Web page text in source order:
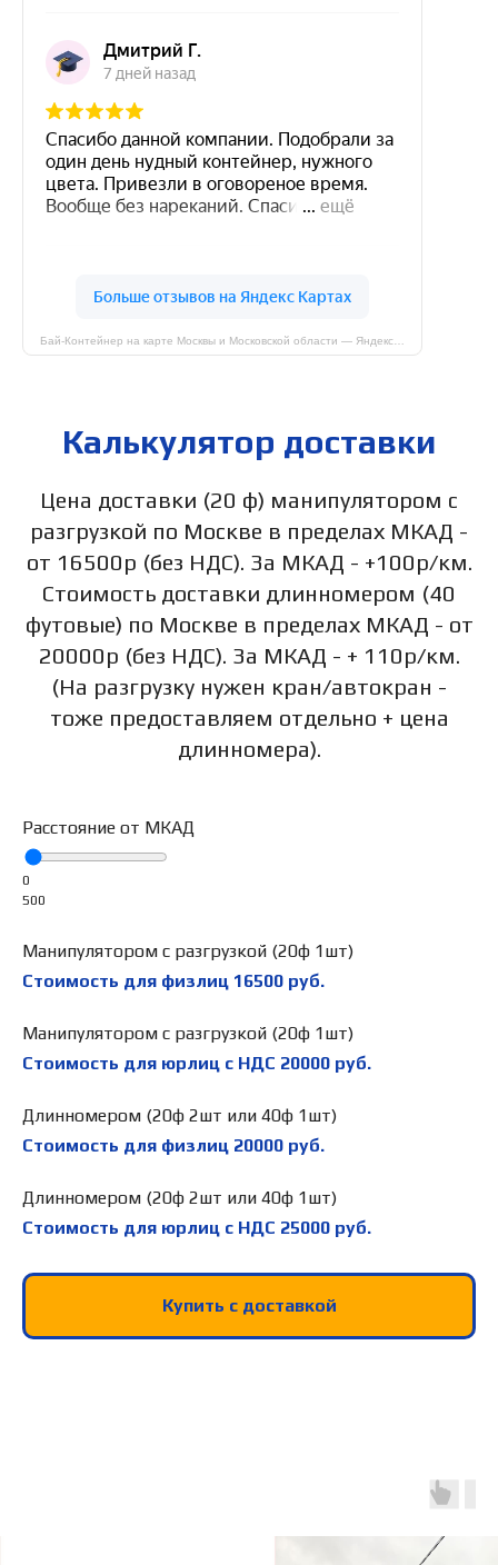
Калькулятор доставки
Цена доставки (20 ф) манипулятором с
разгрузкой по Москве в пределах МКАД -
от 16500р (без НДС). За МКАД - +100р/км.
Стоимость доставки длинномером (40
футовые) по Москве в пределах МКАД - от
20000р (без НДС). За МКАД - + 110р/км.
(На разгрузку нужен кран/автокран -
тоже предоставляем отдельно + цена
длинномера).
Расстояние от МКАД
0
500
Манипулятором с разгрузкой (20ф 1шт)
Стоимость для физлиц 16500 руб.
Манипулятором с разгрузкой (20ф 1шт)
Стоимость для юрлиц с НДС 20000 руб.
Длинномером (20ф 2шт или 40ф 1шт)
Стоимость для физлиц 20000 руб.
Длинномером (20ф 2шт или 40ф 1шт)
Стоимость для юрлиц с НДС 25000 руб.
Купить с доставкой